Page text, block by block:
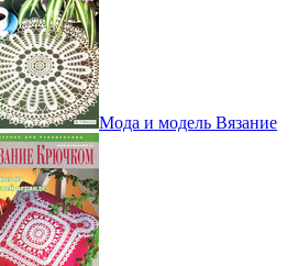
Мода и модель Вязание